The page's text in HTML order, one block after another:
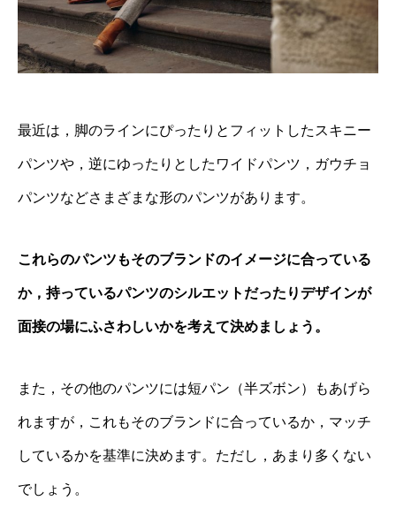
最近は，脚のラインにぴったりとフィットしたスキニー
パンツや，逆にゆったりとしたワイドパンツ，ガウチョ
パンツなどさまざまな形のパンツがあります。
これらのパンツもそのブランドのイメージに合っている
か，持っているパンツのシルエットだったりデザインが
面接の場にふさわしいかを考えて決めましょう。
また，その他のパンツには短パン（半ズボン）もあげら
れますが，これもそのブランドに合っているか，マッチ
しているかを基準に決めます。ただし，あまり多くない
でしょう。